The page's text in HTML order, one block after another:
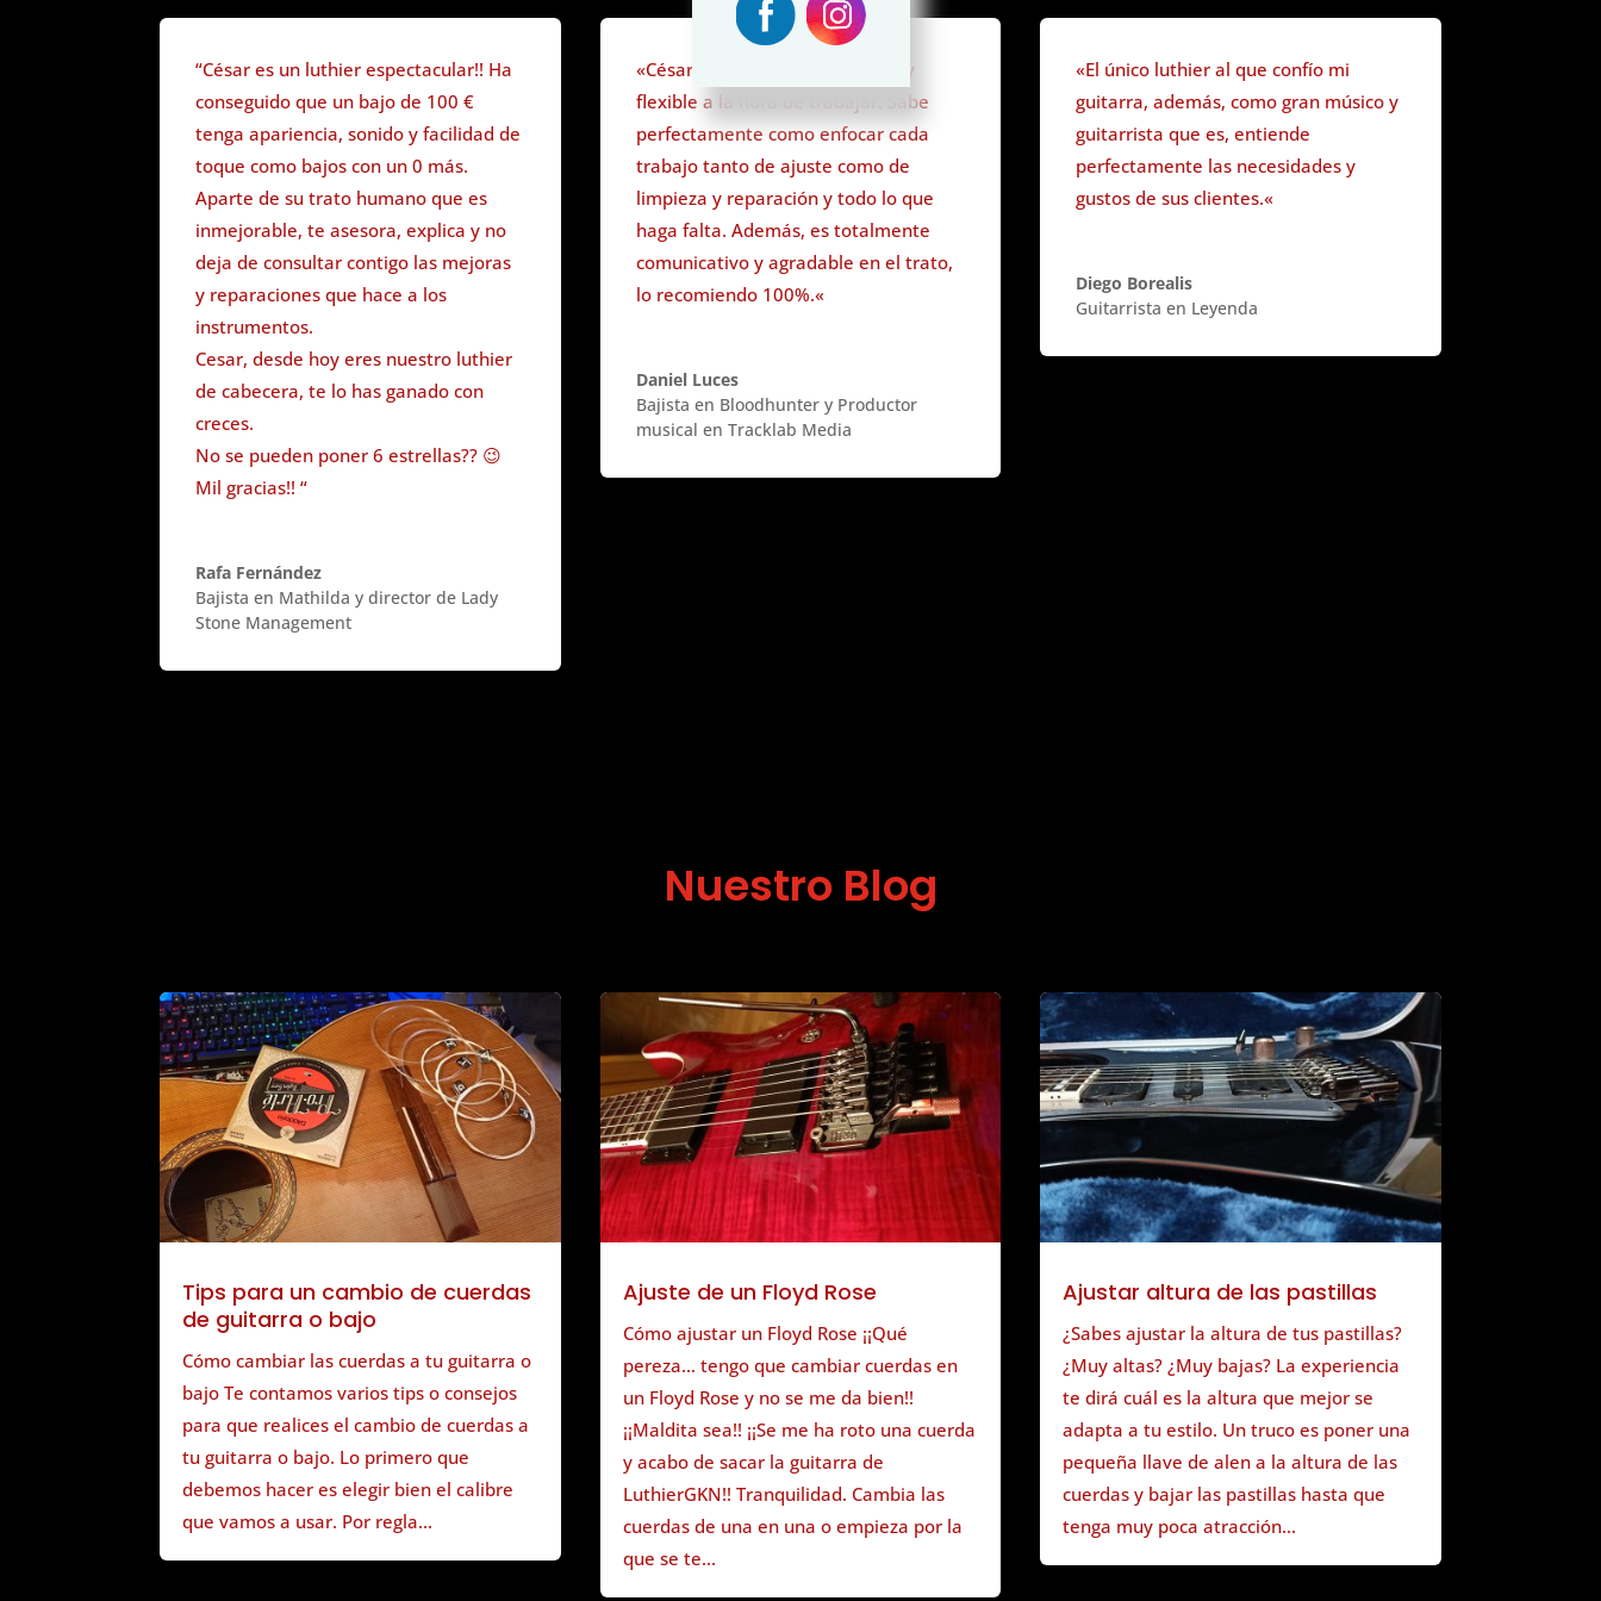
“César es un luthier espectacular!! Ha
conseguido que un bajo de 100 €
tenga apariencia, sonido y facilidad de
toque como bajos con un 0 más.
Aparte de su trato humano que es
inmejorable, te asesora, explica y no
deja de consultar contigo las mejoras
y reparaciones que hace a los
instrumentos.
Cesar, desde hoy eres nuestro luthier
de cabecera, te lo has ganado con
creces.
No se pueden poner 6 estrellas?? 😉
Mil gracias!! “
Rafa Fernández
Bajista en Mathilda y director de Lady
Stone Management
«César es eficiente, profesional y
flexible a la hora de trabajar. Sabe
perfectamente como enfocar cada
trabajo tanto de ajuste como de
limpieza y reparación y todo lo que
haga falta. Además, es totalmente
comunicativo y agradable en el trato,
lo recomiendo 100%.«
Daniel Luces
Bajista en Bloodhunter y Productor
musical en Tracklab Media
«El único luthier al que confío mi
guitarra, además, como gran músico y
guitarrista que es, entiende
perfectamente las necesidades y
gustos de sus clientes.«
Diego Borealis
Guitarrista en Leyenda
Nuestro Blog
Tips para un cambio de cuerdas
de guitarra o bajo
Cómo cambiar las cuerdas a tu guitarra o
bajo Te contamos varios tips o consejos
para que realices el cambio de cuerdas a
tu guitarra o bajo. Lo primero que
debemos hacer es elegir bien el calibre
que vamos a usar. Por regla...
Ajuste de un Floyd Rose
Cómo ajustar un Floyd Rose ¡¡Qué
pereza… tengo que cambiar cuerdas en
un Floyd Rose y no se me da bien!!
¡¡Maldita sea!! ¡¡Se me ha roto una cuerda
y acabo de sacar la guitarra de
LuthierGKN!! Tranquilidad. Cambia las
cuerdas de una en una o empieza por la
que se te...
Ajustar altura de las pastillas
¿Sabes ajustar la altura de tus pastillas?
¿Muy altas? ¿Muy bajas? La experiencia
te dirá cuál es la altura que mejor se
adapta a tu estilo. Un truco es poner una
pequeña llave de alen a la altura de las
cuerdas y bajar las pastillas hasta que
tenga muy poca atracción...